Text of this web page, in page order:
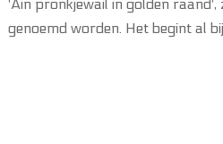
'Ain pronkjewail in golden
genoemd worden. Het begint al